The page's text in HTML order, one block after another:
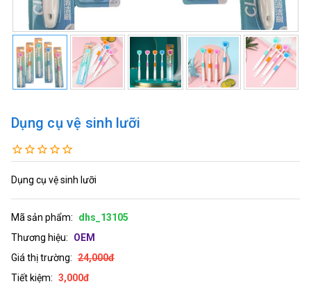
Dụng cụ vệ sinh lưỡi
Dụng cụ vệ sinh lưỡi
Mã sản phẩm:
dhs_13105
Thương hiệu:
OEM
Giá thị trường: 24,000đ
Tiết kiệm: 3,000đ